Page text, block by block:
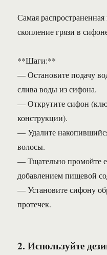
Самая
скопление грязи в
**Шаги:**
— Остановите подачу
слива воды из сифона.
— Открутите сифон
конструкции).
— Удалите
волосы.
— Тщательно промойте
добавлением пищевой
— Установите сифону
протечек.
2. Используйте